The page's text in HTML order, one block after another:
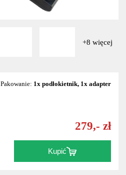
+8 więcej
Pakowanie: 1x podłokietnik, 1x adapter
279,- zł
Kupić